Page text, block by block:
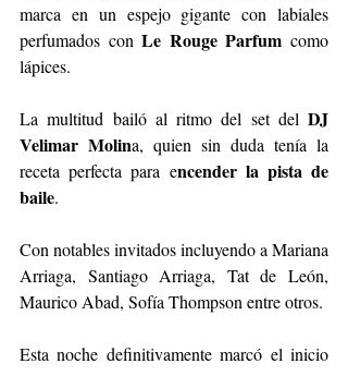
marca en un espejo gigante con labiales
perfumados con Le Rouge Parfum como
lápices.
La multitud bailó al ritmo del set del DJ
Velimar Molina, quien sin duda tenía la
receta perfecta para encender la pista de
baile.
Con notables invitados incluyendo a Mariana
Arriaga, Santiago Arriaga, Tat de León,
Maurico Abad, Sofía Thompson entre otros.
Esta noche definitivamente marcó el inicio